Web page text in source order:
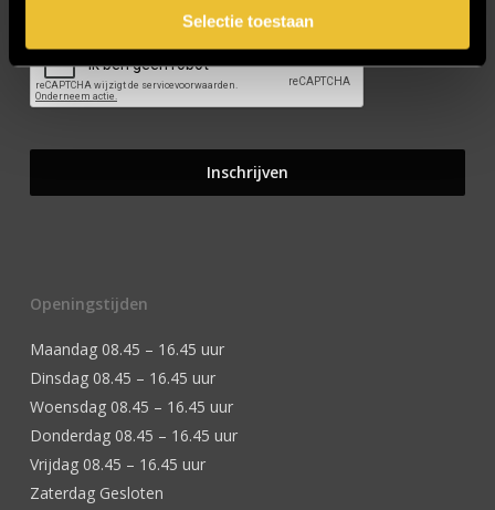
Selectie toestaan
Openingstijden
Maandag 08.45 – 16.45 uur
Dinsdag 08.45 – 16.45 uur
Woensdag 08.45 – 16.45 uur
Donderdag 08.45 – 16.45 uur
Vrijdag 08.45 – 16.45 uur
Zaterdag Gesloten